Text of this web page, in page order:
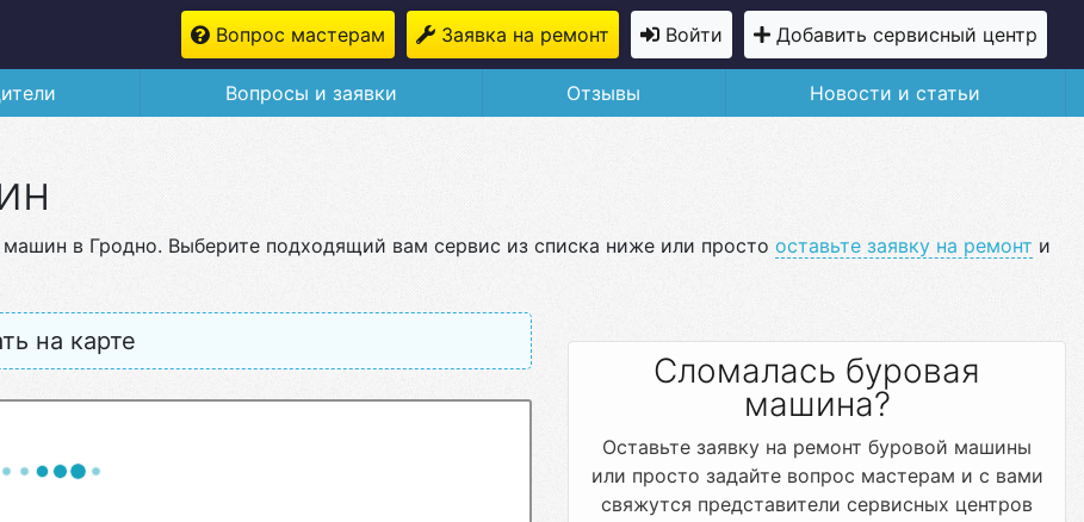
Вопрос мастерам Заявка на ремонт Войти Добавить сервисный центр
Вопросы и заявки Отзывы Новости и статьи
в Гродно. Выберите подходящий вам сервис из списка ниже или просто оставьте заявку на ремонт и
на карте
Сломалась буровая
машина?
Оставьте заявку на ремонт буровой машины
или просто задайте вопрос мастерам и с вами
свяжутся представители сервисных центров